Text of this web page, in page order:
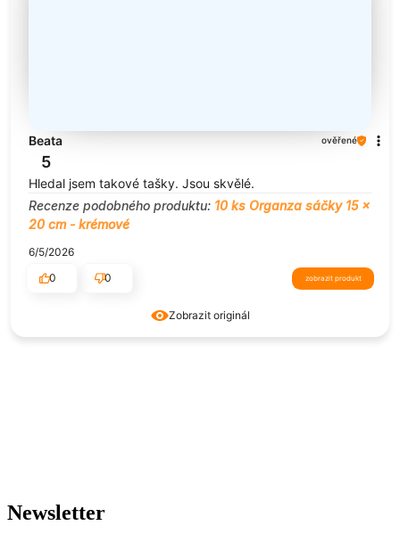
Zobrazit originál
Beata ověřené
5
Hledal jsem takové tašky. Jsou skvělé.
Recenze podobného produktu: 10 ks Organza sáčky 15 x
20 cm - krémové
6/5/2026
0
0 zobrazit produkt
Newsletter